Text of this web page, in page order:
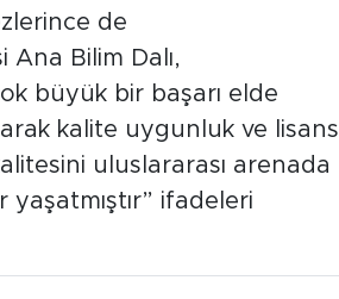
de
Bilim Dalı,
büyük bir başarı elde
kalite uygunluk ve lisans
uluslararası arenada
yaşatmıştır” ifadeleri